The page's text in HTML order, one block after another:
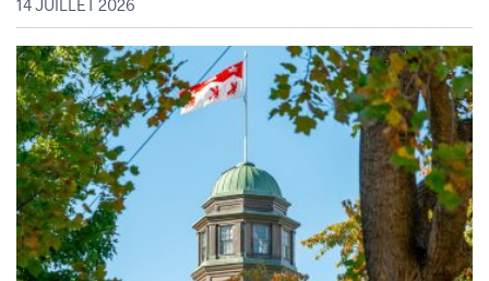
14 JUILLET 2026